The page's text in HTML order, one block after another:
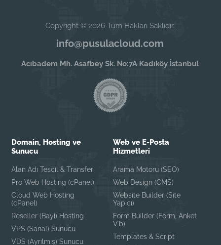
Copyright © 2026 Tüm Hakları Saklıdır.
info@pusulacloud.com
Acıbadem Mh. Asafbey Sk. No:7A Kadıköy İstanbul
Domain, Hosting ve
Sunucu
Alan Adı Tescil & Transfer
Pro Web Hosting (cPanel)
Cloud Web Hosting
(cPanel)
Reseller (Bayi) Hosting
VPS (Sanal) Sunucu
VDS (Ayrılmış) Sunucu
Web ve E-Posta
Hizmetleri
Arama Motoru (SEO)
Web Design (CMS)
Website Builder (Site
Yapıcı)
Form Builder (Form, Anket
V.b)
Templates & Script